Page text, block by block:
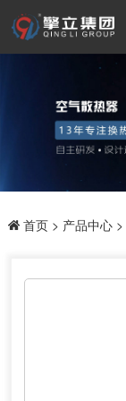
首页> 产品中心>